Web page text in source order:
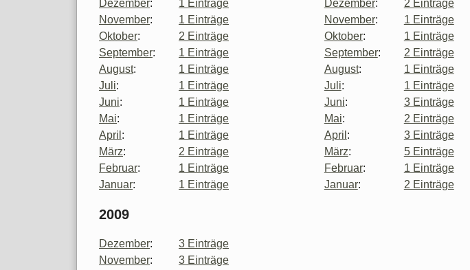
Dezember:
1 Einträge
November:
1 Einträge
Oktober:
2 Einträge
September:
1 Einträge
August:
1 Einträge
Juli:
1 Einträge
Juni:
1 Einträge
Mai:
1 Einträge
April :
1 Einträge
März:
2 Einträge
Februar:
1 Einträge
Januar: 1 Einträge
Dezember:
2 Einträge
November:
1 Einträge
Oktober:
1 Einträge
September:
2 Einträge
August:
1 Einträge
Juli:
1 Einträge
Juni:
3 Einträge
Mai:
2 Einträge
April :
3 Einträge
März:
5 Einträge
Februar:
1 Einträge
Januar: 2 Einträge
2009
Dezember:
3 Einträge
November:
3 Einträge